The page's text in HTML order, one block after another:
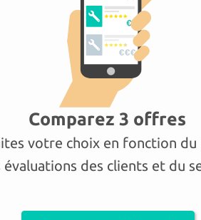
Comparez 3 offres
votre choix en fonction du
évaluations des clients et du